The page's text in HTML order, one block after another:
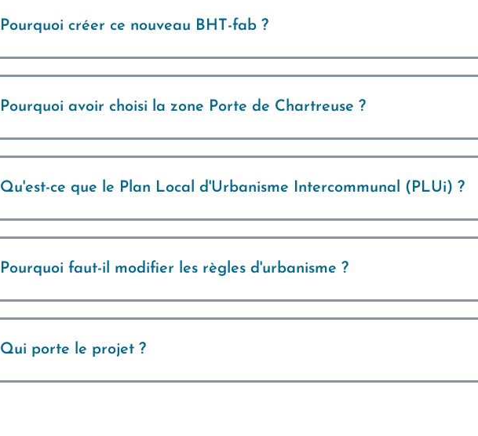
Pourquoi créer ce nouveau BHT-fab ?
Pourquoi avoir choisi la zone Porte de Chartreuse ?
Qu'est-ce que le Plan Local d'Urbanisme Intercommunal (PLUi) ?
Pourquoi faut-il modifier les règles d'urbanisme ?
Qui porte le projet ?